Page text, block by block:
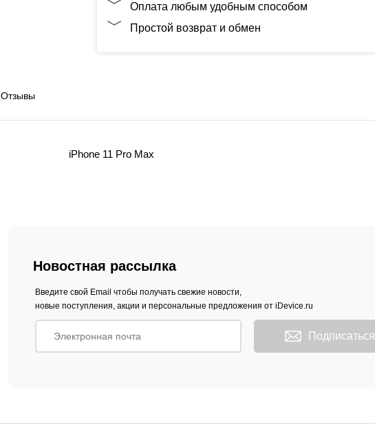
Оплата любым удобным способом
Простой возврат и обмен
Отзывы
iPhone 11 Pro Max
Новостная рассылка
Введите свой Email чтобы получать свежие новости,
новые поступления, акции и персональные предложения от iDevice.ru
Подписаться